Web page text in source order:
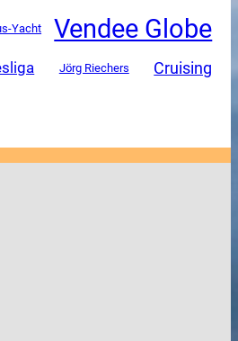
Yacht Vendee Globe
Jörg Riechers Cruising